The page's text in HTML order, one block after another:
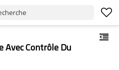
Avec Contrôle Du